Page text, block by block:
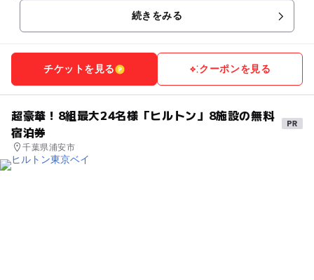
続きをみる
チケットを見る クーポンを見る
超豪華！8組最大24名様「ヒルトン」8施設の無料
宿泊券
千葉県浦安市